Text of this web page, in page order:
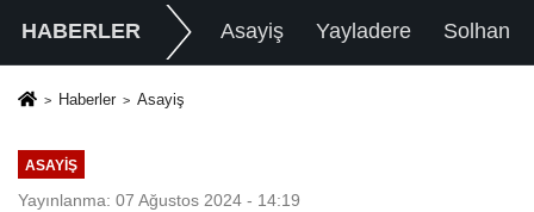
HABERLER Asayiş Yayladere Solhan
Haberler Asayiş
ASAYIŞ
Yayınlanma: 07 Ağustos 2024 - 14:19